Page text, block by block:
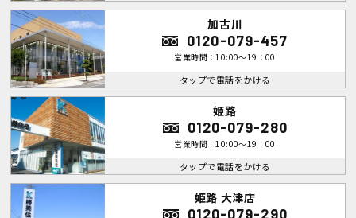
加古川
0120-079-457
営業時間：10:00～19：00
タップで電話をかける
姫路
0120-079-280
営業時間：10:00～19：00
タップで電話をかける
姫路 大津店
0120-079-290